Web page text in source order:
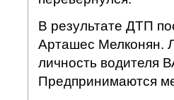
В результате ДТП
Арташес Мелконян.
личность водителя
Предпринимаются